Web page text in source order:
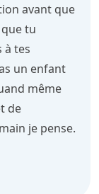
avant que
que tu
à tes
un enfant
même
de
je pense.